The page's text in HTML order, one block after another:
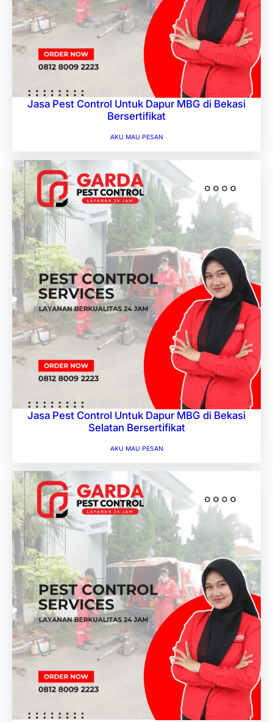
Jasa Pest Control Untuk Dapur MBG di Bekasi
Bersertifikat
AKU MAU PESAN
Jasa Pest Control Untuk Dapur MBG di Bekasi
Selatan Bersertifikat
AKU MAU PESAN